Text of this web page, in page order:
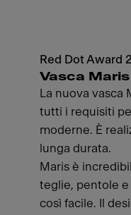
Red Dot Award
Vasca
La nuova
tutti i requisiti
moderne. È
lunga durata.
Maris è
teglie, pentole e
così facile. Il